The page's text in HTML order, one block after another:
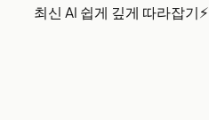
최신 AI 쉽게 깊게 따라잡기⚡